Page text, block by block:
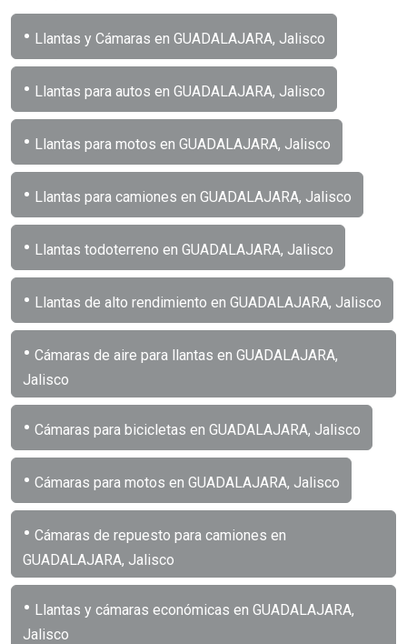
• Llantas y Cámaras en GUADALAJARA, Jalisco
• Llantas para autos en GUADALAJARA, Jalisco
• Llantas para motos en GUADALAJARA, Jalisco
• Llantas para camiones en GUADALAJARA, Jalisco
• Llantas todoterreno en GUADALAJARA, Jalisco
• Llantas de alto rendimiento en GUADALAJARA, Jalisco
• Cámaras de aire para llantas en GUADALAJARA,
Jalisco
• Cámaras para bicicletas en GUADALAJARA, Jalisco
• Cámaras para motos en GUADALAJARA, Jalisco
• Cámaras de repuesto para camiones en
GUADALAJARA, Jalisco
• Llantas y cámaras económicas en GUADALAJARA,
Jalisco